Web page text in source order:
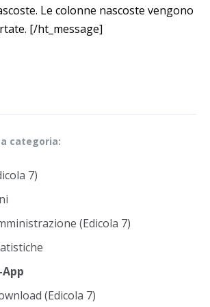
Le colonne nascoste vengono
[/ht_message]
categoria:
7)
(Edicola 7)
(Edicola 7)